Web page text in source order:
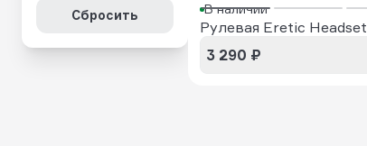
Сбросить В наличии
Рулевая Eretic Headset
3 290 ₽